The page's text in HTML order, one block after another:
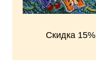
Скидка 15%